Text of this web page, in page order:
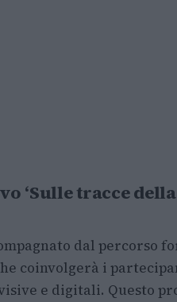
‘Sulle tracce della
dal percorso
coinvolgerà i
e digitali. Questo